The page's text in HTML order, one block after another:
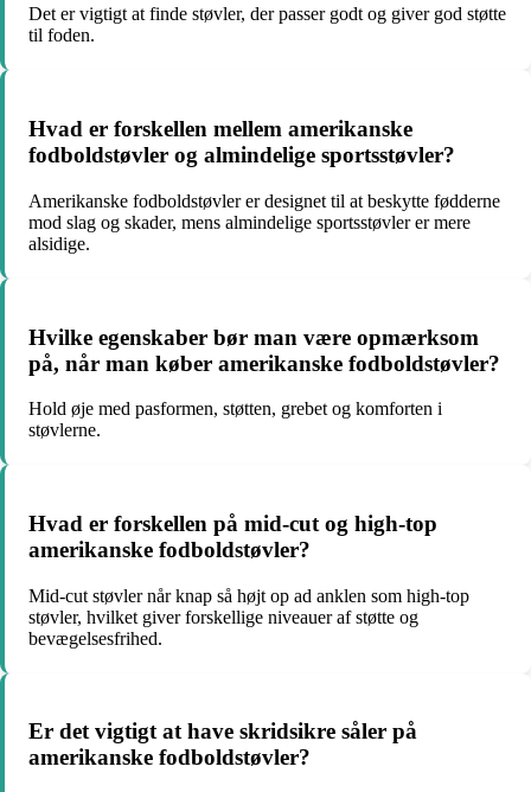
Det er vigtigt at finde støvler, der passer godt og giver god støtte
til foden.
Hvad er forskellen mellem amerikanske
fodboldstøvler og almindelige sportsstøvler?
Amerikanske fodboldstøvler er designet til at beskytte fødderne
mod slag og skader, mens almindelige sportsstøvler er mere
alsidige.
Hvilke egenskaber bør man være opmærksom
på, når man køber amerikanske fodboldstøvler?
Hold øje med pasformen, støtten, grebet og komforten i
støvlerne.
Hvad er forskellen på mid-cut og high-top
amerikanske fodboldstøvler?
Mid-cut støvler når knap så højt op ad anklen som high-top
støvler, hvilket giver forskellige niveauer af støtte og
bevægelsesfrihed.
Er det vigtigt at have skridsikre såler på
amerikanske fodboldstøvler?